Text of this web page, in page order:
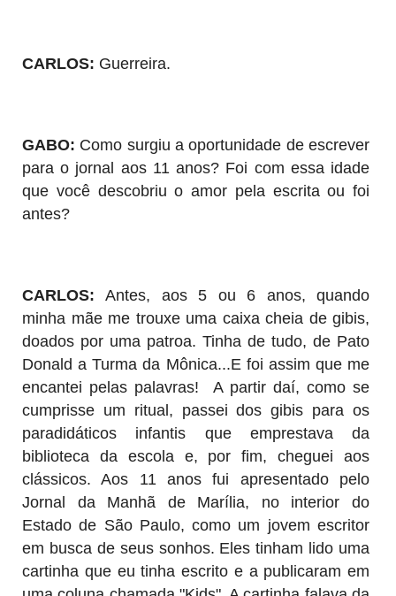
CARLOS: Guerreira.
GABO: Como surgiu a oportunidade de escrever
para o jornal aos 11 anos? Foi com essa idade
que você descobriu o amor pela escrita ou foi
antes?
CARLOS:Antes, aos 5 ou 6 anos, quando
minha mãe me trouxe uma caixa cheia de gibis,
doados por uma patroa. Tinha de tudo, de Pato
Donald a Turma da Mônica...E foi assim que me
encantei pelas palavras! A partir daí, como se
cumprisse um ritual, passei dos gibis para os
paradidáticos infantis que emprestava da
biblioteca da escola e, por fim, cheguei aos
clássicos. Aos 11 anos fui apresentado pelo
Jornal da Manhã de Marília, no interior do
Estado de São Paulo, como um jovem escritor
em busca de seus sonhos. Eles tinham lido uma
cartinha que eu tinha escrito e a publicaram em